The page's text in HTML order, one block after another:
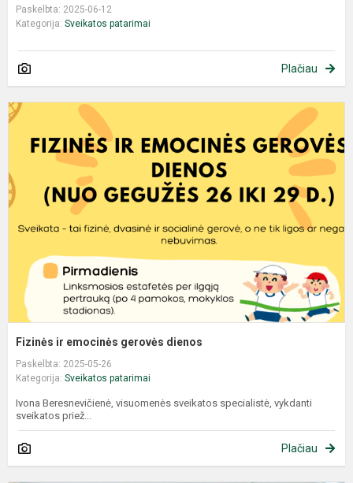
Paskelbta: 2025-06-12
Kategorija: Sveikatos patarimai
Plačiau
Fizinės ir emocinės gerovės dienos
Paskelbta: 2025-05-26
Kategorija: Sveikatos patarimai
Ivona Beresnevičienė, visuomenės sveikatos specialistė, vykdanti
sveikatos priež...
Plačiau